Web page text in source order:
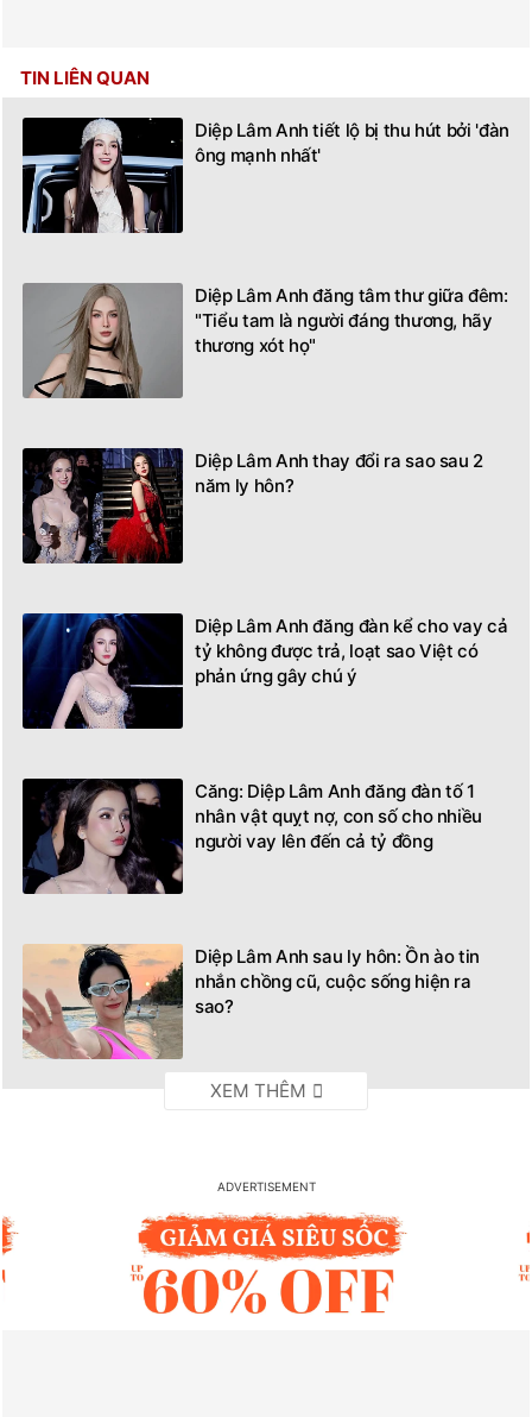
TIN LIÊN QUAN
Diệp Lâm Anh tiết lộ bị thu hút bởi 'đàn
ông mạnh nhất'
Diệp Lâm Anh đăng tâm thư giữa đêm:
"Tiểu tam là người đáng thương, hãy
thương xót họ"
Diệp Lâm Anh thay đổi ra sao sau 2
năm ly hôn?
Diệp Lâm Anh đăng đàn kể cho vay cả
tỷ không được trả, loạt sao Việt có
phản ứng gây chú ý
Căng: Diệp Lâm Anh đăng đàn tố 1
nhân vật quỵt nợ, con số cho nhiều
người vay lên đến cả tỷ đồng
Diệp Lâm Anh sau ly hôn: Ồn ào tin
nhắn chồng cũ, cuộc sống hiện ra
sao?